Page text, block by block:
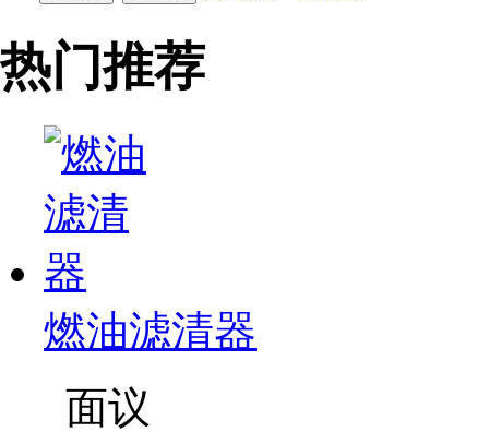
热门推荐
燃油滤清器
面议